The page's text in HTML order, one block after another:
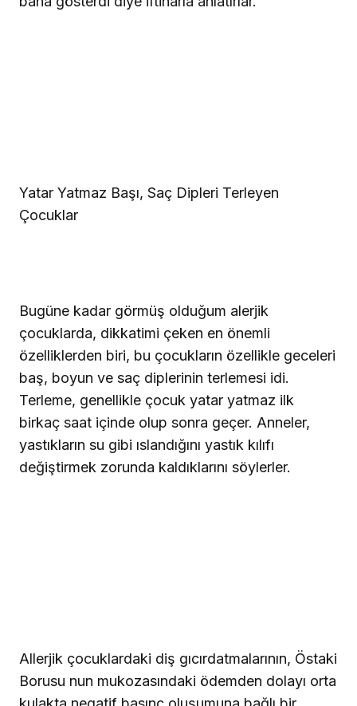
Yatar Yatmaz Başı, Saç Dipleri Terleyen
Çocuklar
Bugüne kadar görmüş olduğum alerjik
çocuklarda, dikkatimi çeken en önemli
özelliklerden biri, bu çocukların özellikle geceleri
baş, boyun ve saç diplerinin terlemesi idi.
Terleme, genellikle çocuk yatar yatmaz ilk
birkaç saat içinde olup sonra geçer. Anneler,
yastıkların su gibi ıslandığını yastık kılıfı
değiştirmek zorunda kaldıklarını söylerler.
Allerjik çocuklardaki diş gıcırdatmalarının, Östaki
Borusu nun mukozasındaki ödemden dolayı orta